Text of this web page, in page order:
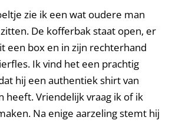
zie ik een wat oudere man
De kofferbak staat open, er
een box en in zijn rechterhand
Ik vind het een prachtig
hij een authentiek shirt van
heeft. Vriendelijk vraag ik of ik
Na enige aarzeling stemt hij